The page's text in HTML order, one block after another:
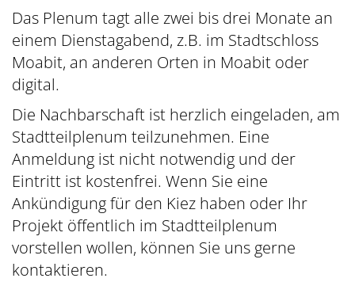
Das Plenum tagt alle zwei bis drei Monate an
einem Dienstagabend, z.B. im Stadtschloss
Moabit, an anderen Orten in Moabit oder
digital.
Die Nachbarschaft ist herzlich eingeladen, am
Stadtteilplenum teilzunehmen. Eine
Anmeldung ist nicht notwendig und der
Eintritt ist kostenfrei. Wenn Sie eine
Ankündigung für den Kiez haben oder Ihr
Projekt öffentlich im Stadtteilplenum
vorstellen wollen, können Sie uns gerne
kontaktieren.